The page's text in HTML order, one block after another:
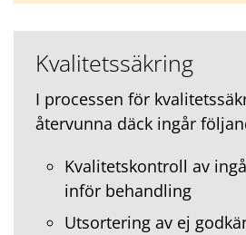
Kvalitetssäkring
I processen för
återvunna däck ingår
Kvalitetskontroll av
inför behandling
Utsortering av ej